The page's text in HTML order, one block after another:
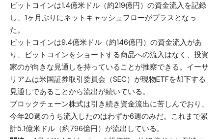
ビットコインは1.4億米ドル（約219億円）の資金流入を記録
し、1ヶ月ぶりにネットキャッシュフローがプラスとなっ
た。
ビットコインは9.4億米ドル（約146億円）の資金流入があ
り、ビットコインをショートする商品への流入はなく、投資
家のが向きな見通しを持っていることが推察できる。イーサ
リアムは米国証券取引委員会（SEC）が現物ETFを却下する
見通しであることから流出が続いている。
ブロックチェーン株式は引き続き資金流出に苦しんでおり、
今年20週のうち流入したのはわずか6週のみだ。これまで累
計5.1億米ドル（約796億円）が流出している。